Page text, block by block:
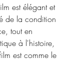
est élégant et
de la condition
tout en
à l'histoire,
est comme le